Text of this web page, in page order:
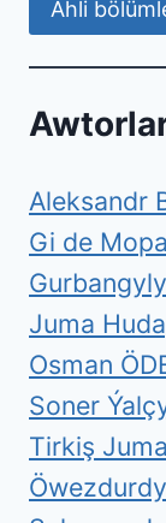
Ähli
Aleksandr
Gi de
Juma
Osman
Soner
Tirkiş